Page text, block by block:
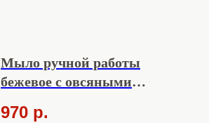
Мыло ручной работы
бежевое с овсяными
970 р.